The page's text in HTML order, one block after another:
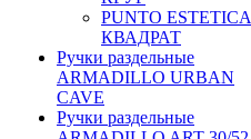
PUNTO ESTETICA
КВАДРАТ
Ручки раздельные
ARMADILLO URBAN
CAVE
Ручки раздельные